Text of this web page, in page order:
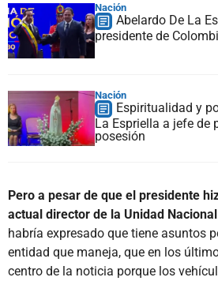
Nación
Abelardo De La
presidente de
Nación
Espiritualidad y
La Espriella a jefe de
posesión
Pero a pesar de que el presidente
actual director de la Unidad
habría expresado que tiene asuntos
entidad que maneja, que en los
centro de la noticia porque los